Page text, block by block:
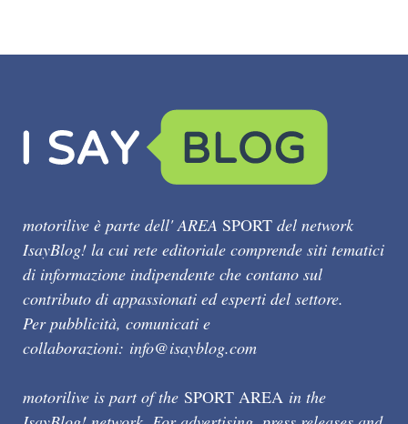
motorilive è parte dell' AREA SPORT del network
IsayBlog! la cui rete editoriale comprende siti tematici
di informazione indipendente che contano sul
contributo di appassionati ed esperti del settore.
Per pubblicità, comunicati e
collaborazioni: info@isayblog.com
motorilive is part of the SPORT AREA in the